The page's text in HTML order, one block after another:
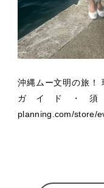
沖縄ムー文明の旅！
ガイド・
planning.com/store/